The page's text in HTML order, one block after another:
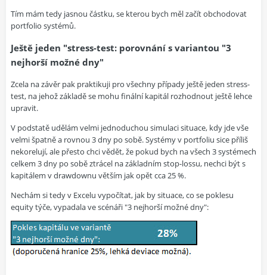
Tím mám tedy jasnou částku, se kterou bych měl začít obchodovat
portfolio systémů.
Ještě jeden "stress-test: porovnání s variantou "3
nejhorší možné dny"
Zcela na závěr pak praktikuji pro všechny případy ještě jeden stress-
test, na jehož základě se mohu finální kapitál rozhodnout ještě lehce
upravit.
V podstatě udělám velmi jednoduchou simulaci situace, kdy jde vše
velmi špatně a rovnou 3 dny po sobě. Systémy v portfoliu sice příliš
nekorelují, ale přesto chci vědět, že pokud bych na všech 3 systémech
celkem 3 dny po sobě ztrácel na základním stop-lossu, nechci být s
kapitálem v drawdownu větším jak opět cca 25 %.
Nechám si tedy v Excelu vypočítat, jak by situace, co se poklesu
equity týče, vypadala ve scénáři "3 nejhorší možné dny":